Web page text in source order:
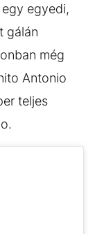
egyedi,
gálán
még
Antonio
teljes